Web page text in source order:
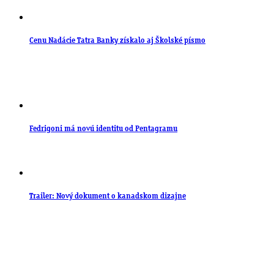
Cenu Nadácie Tatra Banky získalo aj Školské písmo
Fedrigoni má novú identitu od Pentagramu
Trailer: Nový dokument o kanadskom dizajne